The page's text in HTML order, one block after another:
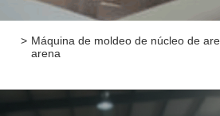
> Máquina de moldeo de núcleo de
arena